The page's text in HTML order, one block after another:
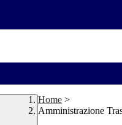
Home >
Amministrazione